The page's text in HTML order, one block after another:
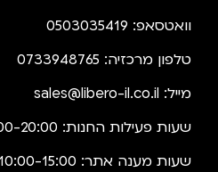
וואטסאפ: 0503035419
טלפון מרכזיה: 0733948765
מייל: sales@libero-il.co.il
שעות פעילות החנות: 10:00-20:00
שעות מענה אתר: 10:00-15:00